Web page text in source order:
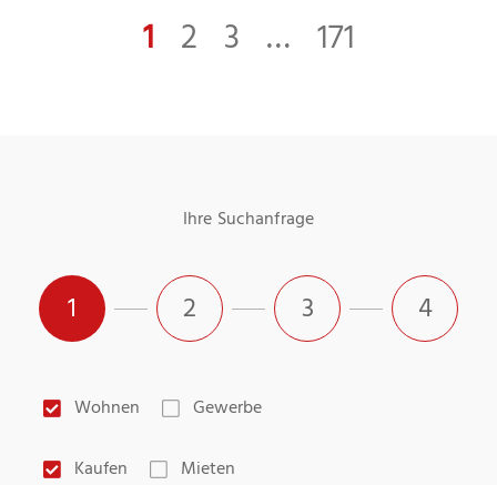
1 2 3 … 171
Ihre Suchanfrage
1 2 3 4
Wohnen Gewerbe
Kaufen Mieten